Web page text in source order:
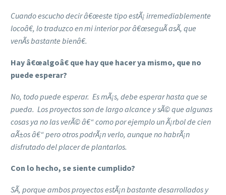
Cuando escucho decir â€œeste tipo estÃ¡ irremediablemente
locoâ€, lo traduzco en mi interior por â€œseguÃ­ asÃ­, que
venÃ­s bastante bienâ€.
Hay â€œalgoâ€ que hay que hacer ya mismo, que no
puede esperar?
No, todo puede esperar. Es mÃ¡s, debe esperar hasta que se
pueda. Los proyectos son de largo alcance y sÃ© que algunas
cosas ya no las verÃ© â€“ como por ejemplo un Ã¡rbol de cien
aÃ±os â€“ pero otros podrÃ¡n verlo, aunque no habrÃ¡n
disfrutado del placer de plantarlos.
Con lo hecho, se siente cumplido?
SÃ­, porque ambos proyectos estÃ¡n bastante desarrollados y